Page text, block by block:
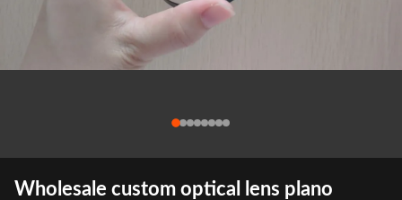
Wholesale custom optical lens plano